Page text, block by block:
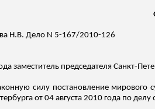
Н.В. Дело N 5-167/2010-126
заместитель председателя Санкт-
силу постановление мирового
от 04 августа 2010 года по